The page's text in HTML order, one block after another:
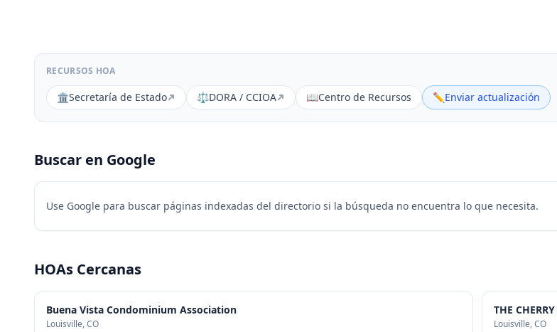
RECURSOS HOA
🏛️Secretaría de Estado ⚖️DORA / CCIOA 📖Centro de Recursos ✏️Enviar actualización
Buscar en Google
Use Google para buscar páginas indexadas del directorio si la búsqueda no encuentra lo que necesita.
HOAs Cercanas
Buena Vista Condominium Association
Louisville, CO
THE
Louisville, CO